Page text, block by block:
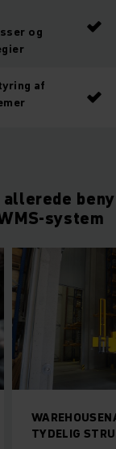
og
af
allerede
system
TYDELIG